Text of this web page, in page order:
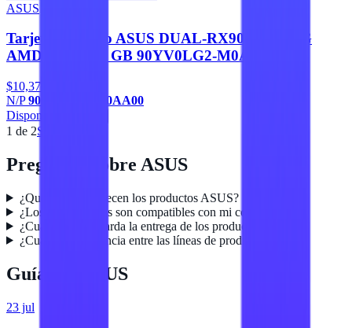
ASUS
Tarjeta de Video ASUS DUAL-RX9060XT-16G
AMD DDR6 16 GB 90YV0LG2-M0AA00
$10,370
N/P90YV0LG2-M0AA00
Disponible
1 de 2Siguiente
Preguntas sobre ASUS
¿Qué garantía ofrecen los productos ASUS?
¿Los componentes son compatibles con mi computadora?
¿Cuánto tiempo tarda la entrega de los productos ASUS?
¿Cuál es la diferencia entre las líneas de productos ASUS?
Guías de ASUS
23 jul